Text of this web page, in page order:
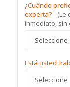
¿Cuándo
experta?
(Le
inmediato, sin
Está usted